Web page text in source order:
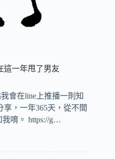
這一年甩了男友
會在line上推播一則知
，一年365天，從不間
唷。 https://g…